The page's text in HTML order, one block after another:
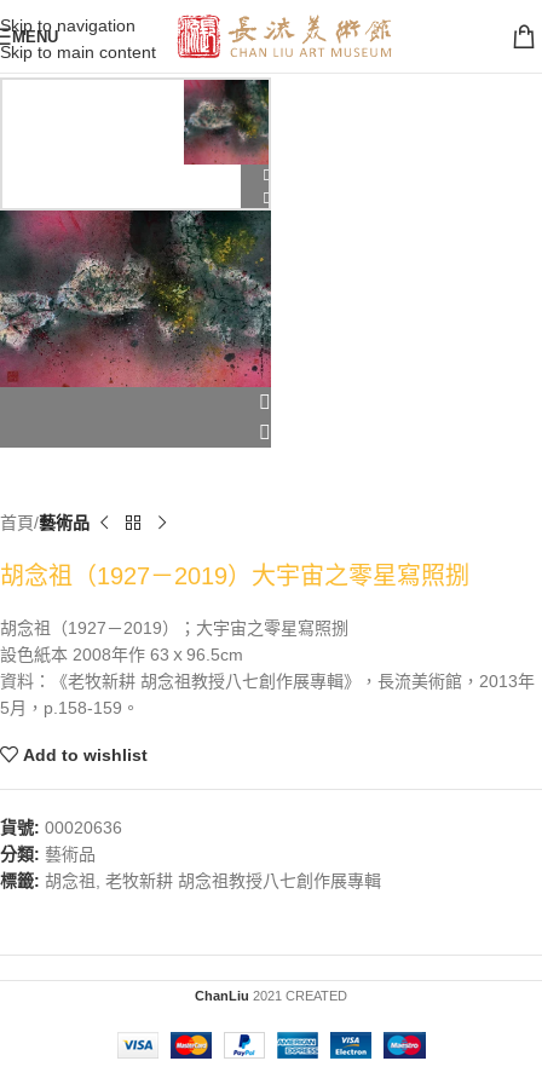
Skip to navigation
Skip to main content
MENU
首頁 藝術品
胡念祖（1927－2019）大宇宙之零星寫照捌
胡念祖（1927－2019）；大宇宙之零星寫照捌
設色紙本 2008年作 63ｘ96.5cm
資料：《老牧新耕 胡念祖教授八七創作展專輯》，長流美術館，2013年
5月，p.158-159。
Add to wishlist
貨號: 00020636
分類: 藝術品
標籤: 胡念祖, 老牧新耕 胡念祖教授八七創作展專輯
ChanLiu 2021 CREATED